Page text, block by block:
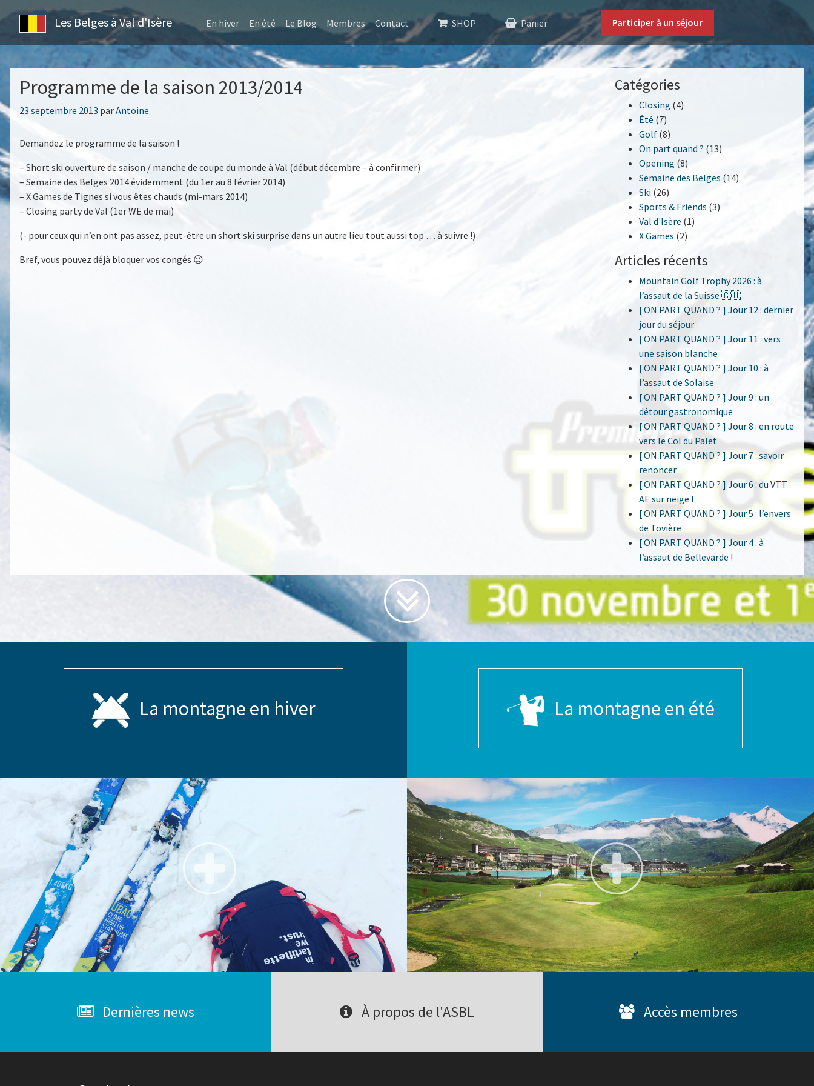
Les Belges à Val d'Isère En hiver En été Le Blog Membres Contact SHOP Panier Participer à un séjour
Programme de la saison 2013/2014
Publié
23 septembre 2013 parAntoine
Demandez le programme de la saison !
– Short ski ouverture de saison / manche de coupe du monde à Val (début décembre – à confirmer)
– Semaine des Belges 2014 évidemment (du 1er au 8 février 2014)
– X Games de Tignes si vous êtes chauds (mi-mars 2014)
– Closing party de Val (1er WE de mai)
(- pour ceux qui n’en ont pas assez, peut-être un short ski surprise dans un autre lieu tout aussi top … à suivre !)
Bref, vous pouvez déjà bloquer vos congés 😉
Catégories
Closing (4)
Été (7)
Golf(8)
On part quand ? (13)
Opening (8)
Semaine des Belges (14)
Ski(26)
Sports & Friends (3)
Val d'Isère (1)
X Games (2)
Articles récents
Mountain Golf Trophy 2026 : à
l’assaut de la Suisse 🇨🇭
[ ON PART QUAND ? ] Jour 12 : dernier
jour du séjour
[ ON PART QUAND ? ] Jour 11 : vers
une saison blanche
[ ON PART QUAND ? ] Jour 10 : à
l’assaut de Solaise
[ ON PART QUAND ? ] Jour 9 : un
détour gastronomique
[ ON PART QUAND ? ] Jour 8 : en route
vers le Col du Palet
[ ON PART QUAND ? ] Jour 7 : savoir
renoncer
[ ON PART QUAND ? ] Jour 6 : du VTT
AE sur neige !
[ ON PART QUAND ? ] Jour 5 : l’envers
de Tovière
[ ON PART QUAND ? ] Jour 4 : à
l’assaut de Bellevarde !
La montagne en hiver La montagne en été
Dernières news À propos de l'ASBL Accès membres